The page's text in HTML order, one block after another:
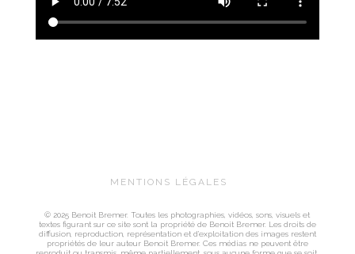
MENTIONS LÉGALES
© 2025 Benoit Bremer. Toutes les photographies, vidéos, sons, visuels et
textes figurant sur ce site sont la propriété de Benoit Bremer. Les droits de
diffusion, reproduction, représentation et d’exploitation des images restent
propriétés de leur auteur Benoit Bremer. Ces médias ne peuvent être